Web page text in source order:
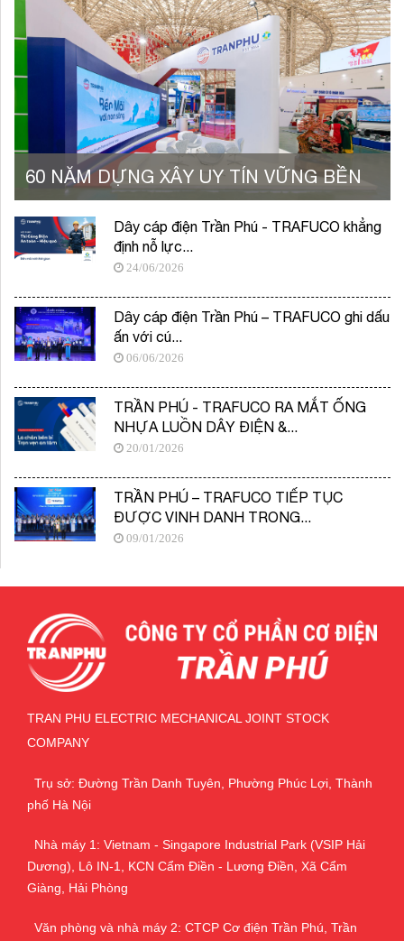
60 NĂM DỰNG XÂY UY TÍN VỮNG BỀN
Dây cáp điện Trần Phú - TRAFUCO khẳng
định nỗ lực...
24/06/2026
Dây cáp điện Trần Phú – TRAFUCO ghi dấu
ấn với cú...
06/06/2026
TRẦN PHÚ - TRAFUCO RA MẮT ỐNG
NHỰA LUỒN DÂY ĐIỆN &...
20/01/2026
TRẦN PHÚ – TRAFUCO TIẾP TỤC
ĐƯỢC VINH DANH TRONG...
09/01/2026
TRAN PHU ELECTRIC MECHANICAL JOINT STOCK
COMPANY
Trụ sở: Đường Trần Danh Tuyên, Phường Phúc Lợi, Thành
phố Hà Nội
Nhà máy 1: Vietnam - Singapore Industrial Park (VSIP Hải
Dương), Lô IN-1, KCN Cẩm Điền - Lương Điền, Xã Cẩm
Giàng, Hải Phòng
Văn phòng và nhà máy 2: CTCP Cơ điện Trần Phú, Trần